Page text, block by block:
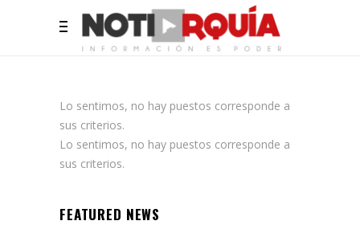
Lo sentimos, no hay puestos corresponde a
sus criterios.
Lo sentimos, no hay puestos corresponde a
sus criterios.
FEATURED NEWS